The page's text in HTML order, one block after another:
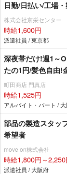
日勤/日払い/工場
株式会社京栄センター
時給1,600円
派遣社員 / 東京都
深夜帯だけ!週1～
たの1円/髪色自由!
町田商店 門真店
時給1,525円
アルバイト・パート /
部品の製造スタッ
希望者
move on株式会社
時給1,800円～2,250
派遣社員 / 大阪府